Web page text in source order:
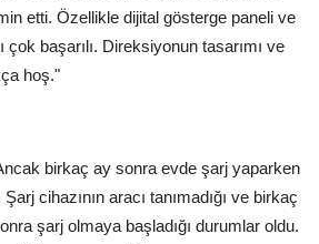
etti. Özellikle dijital gösterge paneli ve
çok başarılı. Direksiyonun tasarımı ve
hoş."
birkaç ay sonra evde şarj yaparken
cihazının aracı tanımadığı ve birkaç
şarj olmaya başladığı durumlar oldu.